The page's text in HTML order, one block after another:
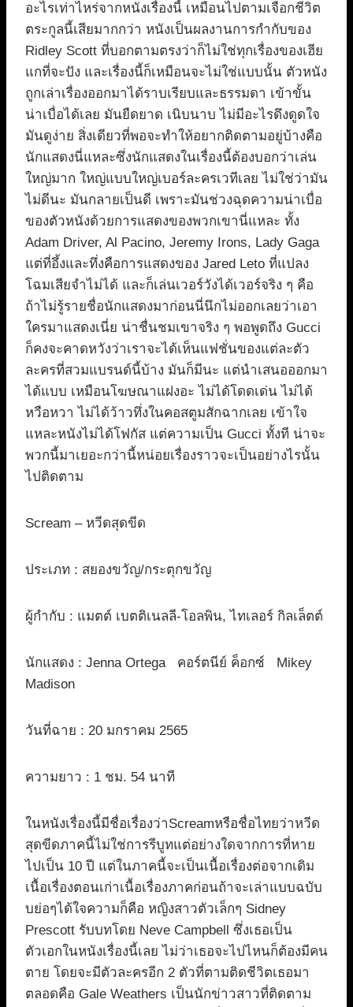
อะไรเท่าไหร่จากหนังเรื่องนี้ เหมือนไปตามเจือกชีวิต
ตระกูลนี้เสียมากกว่า หนังเป็นผลงานการกำกับของ
Ridley Scott ที่บอกตามตรงว่าก็ไม่ใช่ทุกเรื่องของเฮีย
แกที่จะปัง และเรื่องนี้ก็เหมือนจะไม่ใช่แบบนั้น ตัวหนัง
ถูกเล่าเรื่องออกมาได้ราบเรียบและธรรมดา เข้าขั้น
น่าเบื่อได้เลย มันยืดยาด เนิบนาบ ไม่มีอะไรดึงดูดใจ
มันดูง่าย สิ่งเดียวที่พอจะทำให้อยากติดตามอยู่บ้างคือ
นักแสดงนี่แหละซึ่งนักแสดงในเรื่องนี้ต้องบอกว่าเล่น
ใหญ่มาก ใหญ่แบบใหญ่เบอร์ละครเวทีเลย ไม่ใช่ว่ามัน
ไม่ดีนะ มันกลายเป็นดี เพราะมันช่วงฉุดความน่าเบื่อ
ของตัวหนังด้วยการแสดงของพวกเขานี่แหละ ทั้ง
Adam Driver, Al Pacino, Jeremy Irons, Lady Gaga
แต่ที่อึ้งและทึ่งคือการแสดงของ Jared Leto ที่แปลง
โฉมเสียจำไม่ได้ และก็เล่นเวอร์วังได้เวอร์จริง ๆ คือ
ถ้าไม่รู้รายชื่อนักแสดงมาก่อนนี่นึกไม่ออกเลยว่าเอา
ใครมาแสดงเนี่ย น่าชื่นชมเขาจริง ๆ พอพูดถึง Gucci
ก็คงจะคาดหวังว่าเราจะได้เห็นแฟชั่นของแต่ละตัว
ละครที่สวมแบรนด์นี้บ้าง มันก็มีนะ แต่นำเสนอออกมา
ได้แบบ เหมือนโฆษณาแฝงอะ ไม่ได้โดดเด่น ไม่ได้
หวือหวา ไม่ได้ว้าวทึ่งในคอสตูมสักฉากเลย เข้าใจ
แหละหนังไม่ได้โฟกัส แต่ความเป็น Gucci ทั้งที น่าจะ
พวกนี้มาเยอะกว่านี้หน่อยเรื่องราวจะเป็นอย่างไรนั้น
ไปติดตาม
Scream – หวีดสุดขีด
ประเภท : สยองขวัญ/กระตุกขวัญ
ผู้กำกับ : แมตต์ เบตติเนลลี-โอลพิน, ไทเลอร์ กิลเล็ตต์
นักแสดง : Jenna Ortega คอร์ตนีย์ ค็อกซ์ Mikey
Madison
วันที่ฉาย : 20 มกราคม 2565
ความยาว : 1 ชม. 54 นาที
ในหนังเรื่องนี้มีชื่อเรื่องว่าScreamหรือชื่อไทยว่าหวีด
สุดขีดภาคนี้ไม่ใช่การรีบูทแต่อย่างใดจากการที่หาย
ไปเป็น 10 ปี แต่ในภาคนี้จะเป็นเนื้อเรื่องต่อจากเดิม
เนื้อเรื่องตอนเก่าเนื้อเรื่องภาคก่อนถ้าจะเล่าแบบฉบับ
บย่อๆได้ใจความก็คือ หญิงสาวตัวเล็กๆ Sidney
Prescott รับบทโดย Neve Campbell ซึ่งเธอเป็น
ตัวเอกในหนังเรื่องนี้เลย ไม่ว่าเธอจะไปไหนก็ต้องมีคน
ตาย โดยจะมีตัวละครอีก 2 ตัวที่ตามติดชีวิตเธอมา
ตลอดคือ Gale Weathers เป็นนักข่าวสาวที่ติดตาม